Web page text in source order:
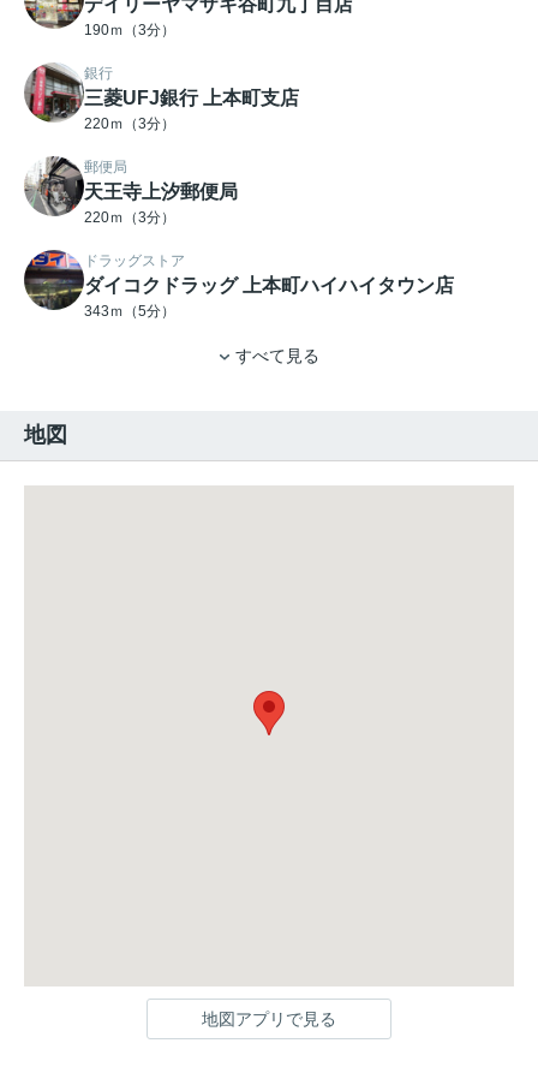
デイリーヤマザキ谷町九丁目店
190ｍ（3分）
銀行
三菱UFJ銀行 上本町支店
220ｍ（3分）
郵便局
天王寺上汐郵便局
220ｍ（3分）
ドラッグストア
ダイコクドラッグ 上本町ハイハイタウン店
343ｍ（5分）
すべて見る
地図
地図アプリで見る